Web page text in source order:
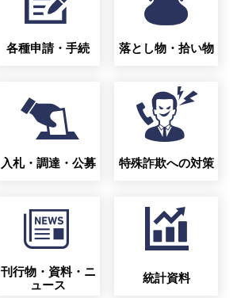
各種申請・手続 落とし物・拾い物
入札・調達・公募 特殊詐欺への対策
刊行物・資料・ニ
ュース
統計資料